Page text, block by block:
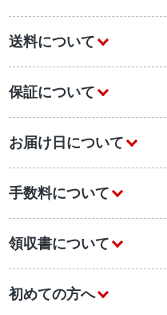
送料について
保証について
お届け日について
手数料について
領収書について
初めての方へ